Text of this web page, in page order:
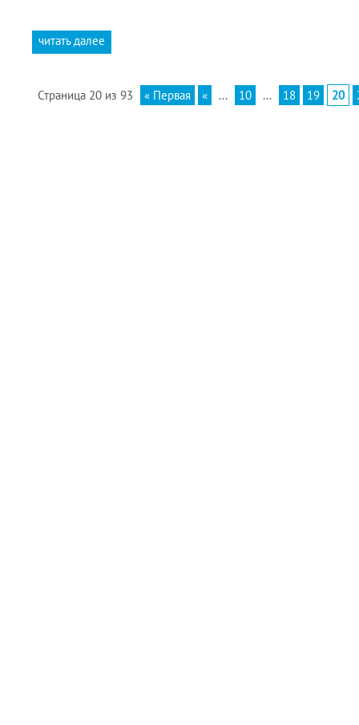
читать далее
Страница 20 из 93 « Первая « ... 10 ... 18 19 20